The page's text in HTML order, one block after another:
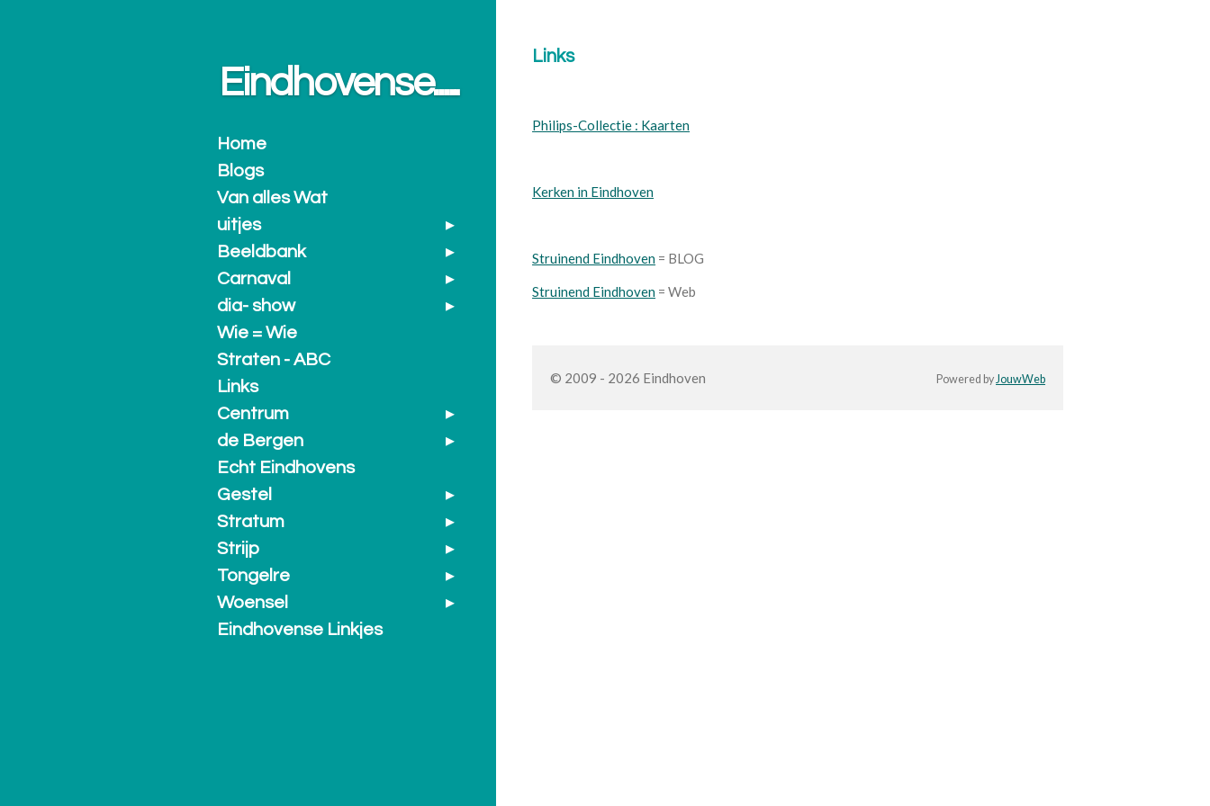
Links
Philips-Collectie : Kaarten
Kerken in Eindhoven
Struinend Eindhoven = BLOG
Struinend Eindhoven = Web
© 2009 - 2026 Eindhoven Powered byJouwWeb
Eindhovense.....
Home
Blogs
Van alles Wat
uitjes
Beeldbank
Carnaval
dia- show
Wie = Wie
Straten - ABC
Links
Centrum
de Bergen
Echt Eindhovens
Gestel
Stratum
Strijp
Tongelre
Woensel
Eindhovense Linkjes